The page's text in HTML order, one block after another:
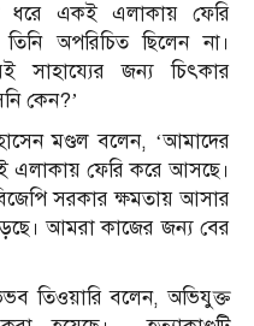
ধরে একই এলাকায় ফেরি
অপরিচিত ছিলেন না।
সাহায্যের জন্য চিৎকার
কেন?’
মণ্ডল বলেন, ‘আমাদের
এলাকায় ফেরি করে আসছে।
সরকার ক্ষমতায় আসার
আমরা কাজের জন্য বের
তিওয়ারি বলেন, অভিযুক্ত